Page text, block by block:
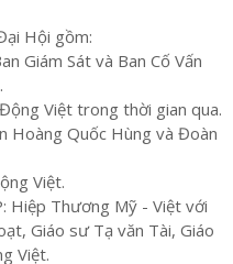
Hội gồm:
Giám Sát và Ban Cố Vấn
Việt trong thời gian qua.
Hoàng Quốc Hùng và Đoàn
Việt.
Hiệp Thương Mỹ - Việt với
Giáo sư Tạ văn Tài, Giáo
Việt.